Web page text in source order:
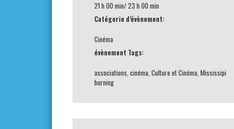
21 h 00 min/ 23 h 00 min
Catégorie d’évènement:
Cinéma
évènement Tags:
associations,cinéma,Culture et Cinéma,Mississipi
burning